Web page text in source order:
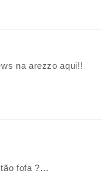
na arezzo aqui!!
tão fofa ?…